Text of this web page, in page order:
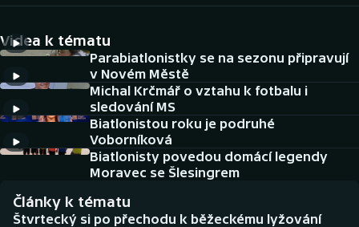
DALŠÍ SPORTY
Americký fotbal
Baseball a softbal
Biatlon
NEPŘEHLÉDNĚTE
Historické návraty
Aplikace ČT sport
Videa k tématu
Parabiatlonistky se na sezonu připravují
v Novém Městě
Michal Krčmář o vztahu k fotbalu i
sledování MS
Biatlonistou roku je podruhé
Voborníková
Biatlonisty povedou domácí legendy
Moravec se Šlesingrem
Články k tématu
Štvrtecký si po přechodu k běžeckému lyžování